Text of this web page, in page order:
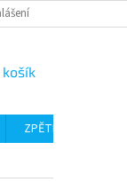
košík
ZPĚTNÝ ODBĚR